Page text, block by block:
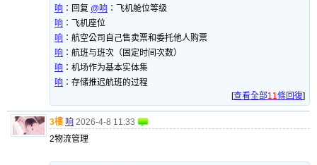
响 ： 回复 @响 ：飞机舱位等级
响 ：
飞机座位
响 ： 航空公司自己售卖票和委托他人购票
响 ： 航班与班次（固定时间次数）
响 ： 机场作为基本实体集
响 ： 存储推迟航班的过程
[查看全部11條回復]
3樓 响 2026-4-8 11:33
2物流管理